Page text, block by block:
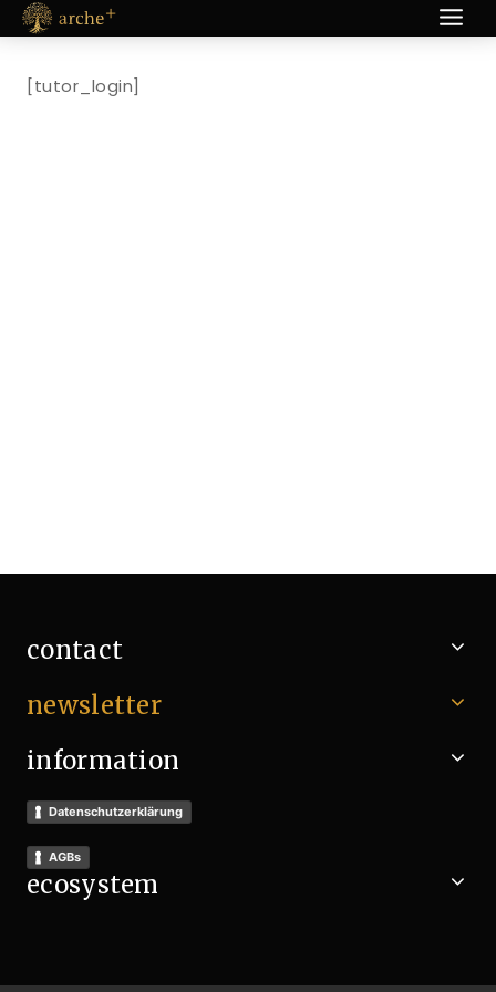
Siirry
sisältöön
[tutor_login]
contact
newsletter
information
Datenschutzerklärung
AGBs
ecosystem